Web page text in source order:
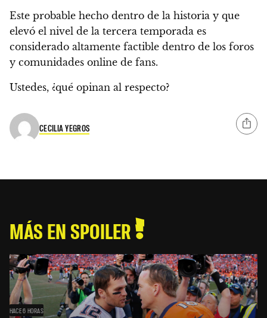
Este probable hecho dentro de la historia y que
elevó el nivel de la tercera temporada es
considerado altamente factible dentro de los foros
y comunidades online de fans.
Ustedes, ¿qué opinan al respecto?
CECILIA YEGROS
MÁS EN SPOILER
HACE 6 HORAS